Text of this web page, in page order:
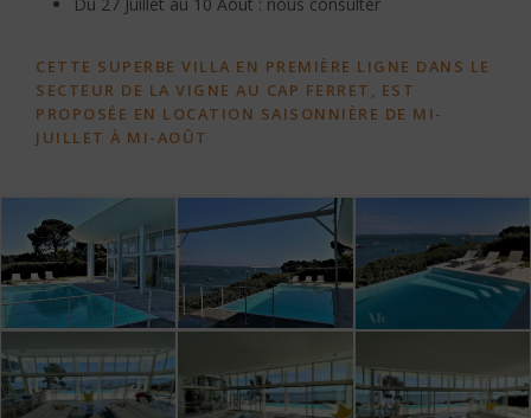
CETTE SUPERBE VILLA EN PREMIÈRE LIGNE DANS LE
SECTEUR DE LA VIGNE AU CAP FERRET, EST
PROPOSÉE EN LOCATION SAISONNIÈRE DE MI-
JUILLET À MI-AOÛT